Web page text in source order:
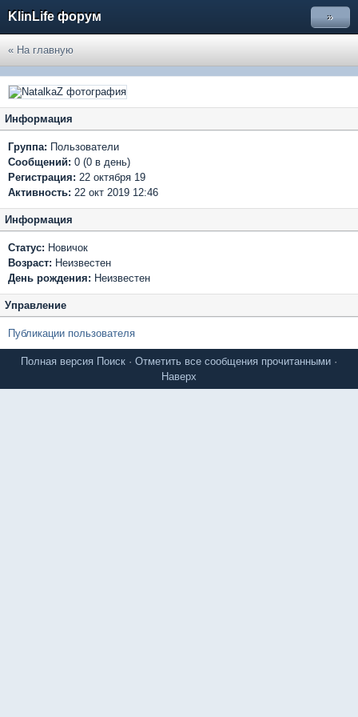
KlinLife форум »
« На главную
Информация
Группа: Пользователи
Сообщений: 0 (0 в день)
Регистрация: 22 октября 19
Активность: 22 окт 2019 12:46
Информация
Статус: Новичок
Возраст: Неизвестен
День рождения: Неизвестен
Управление
Публикации пользователя
Полная версия Поиск · Отметить все сообщения прочитанными ·
Наверх